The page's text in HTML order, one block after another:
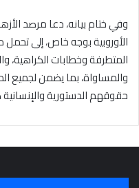
وفي ختام بيانه، دعا مرصد
الأوروبية بوجه خاص، إلى
المتطرفة وخطابات الكراهية،
والمساواة، بما يضمن لجميع
حقوقهم الدستورية